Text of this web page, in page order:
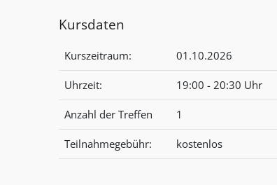
Kursdaten
Kurszeitraum: 01.10.2026
Uhrzeit: 19:00 - 20:30 Uhr
Anzahl der Treffen 1
Teilnahmegebühr: kostenlos